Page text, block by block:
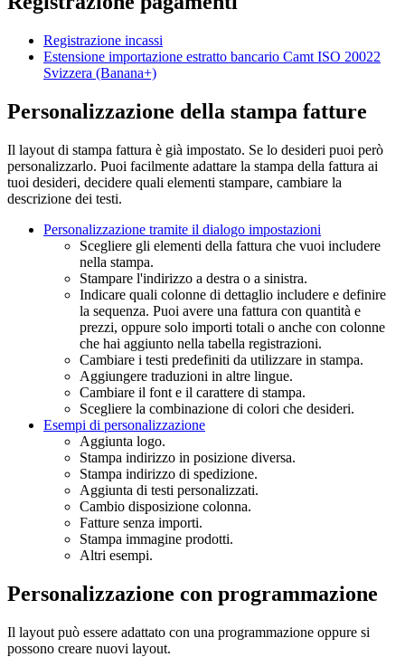
Registrazione incassi
Estensione importazione estratto bancario Camt ISO 20022
Svizzera (Banana+)
Personalizzazione della stampa fatture
Il layout di stampa fattura è già impostato. Se lo desideri puoi però
personalizzarlo. Puoi facilmente adattare la stampa della fattura ai
tuoi desideri, decidere quali elementi stampare, cambiare la
descrizione dei testi.
Personalizzazione tramite il dialogo impostazioni
Scegliere gli elementi della fattura che vuoi includere
nella stampa.
Stampare l'indirizzo a destra o a sinistra.
Indicare quali colonne di dettaglio includere e definire
la sequenza. Puoi avere una fattura con quantità e
prezzi, oppure solo importi totali o anche con colonne
che hai aggiunto nella tabella registrazioni.
Cambiare i testi predefiniti da utilizzare in stampa.
Aggiungere traduzioni in altre lingue.
Cambiare il font e il carattere di stampa.
Scegliere la combinazione di colori che desideri.
Esempi di personalizzazione
Aggiunta logo.
Stampa indirizzo in posizione diversa.
Stampa indirizzo di spedizione.
Aggiunta di testi personalizzati.
Cambio disposizione colonna.
Fatture senza importi.
Stampa immagine prodotti.
Altri esempi.
Personalizzazione con programmazione
Il layout può essere adattato con una programmazione oppure si
possono creare nuovi layout.